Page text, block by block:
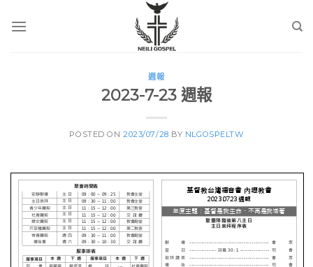
週報
2023-7-23 週報
POSTED ON2023/07/28 BY NLGOSPELTW